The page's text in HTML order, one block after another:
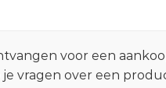
voor een
vragen over een